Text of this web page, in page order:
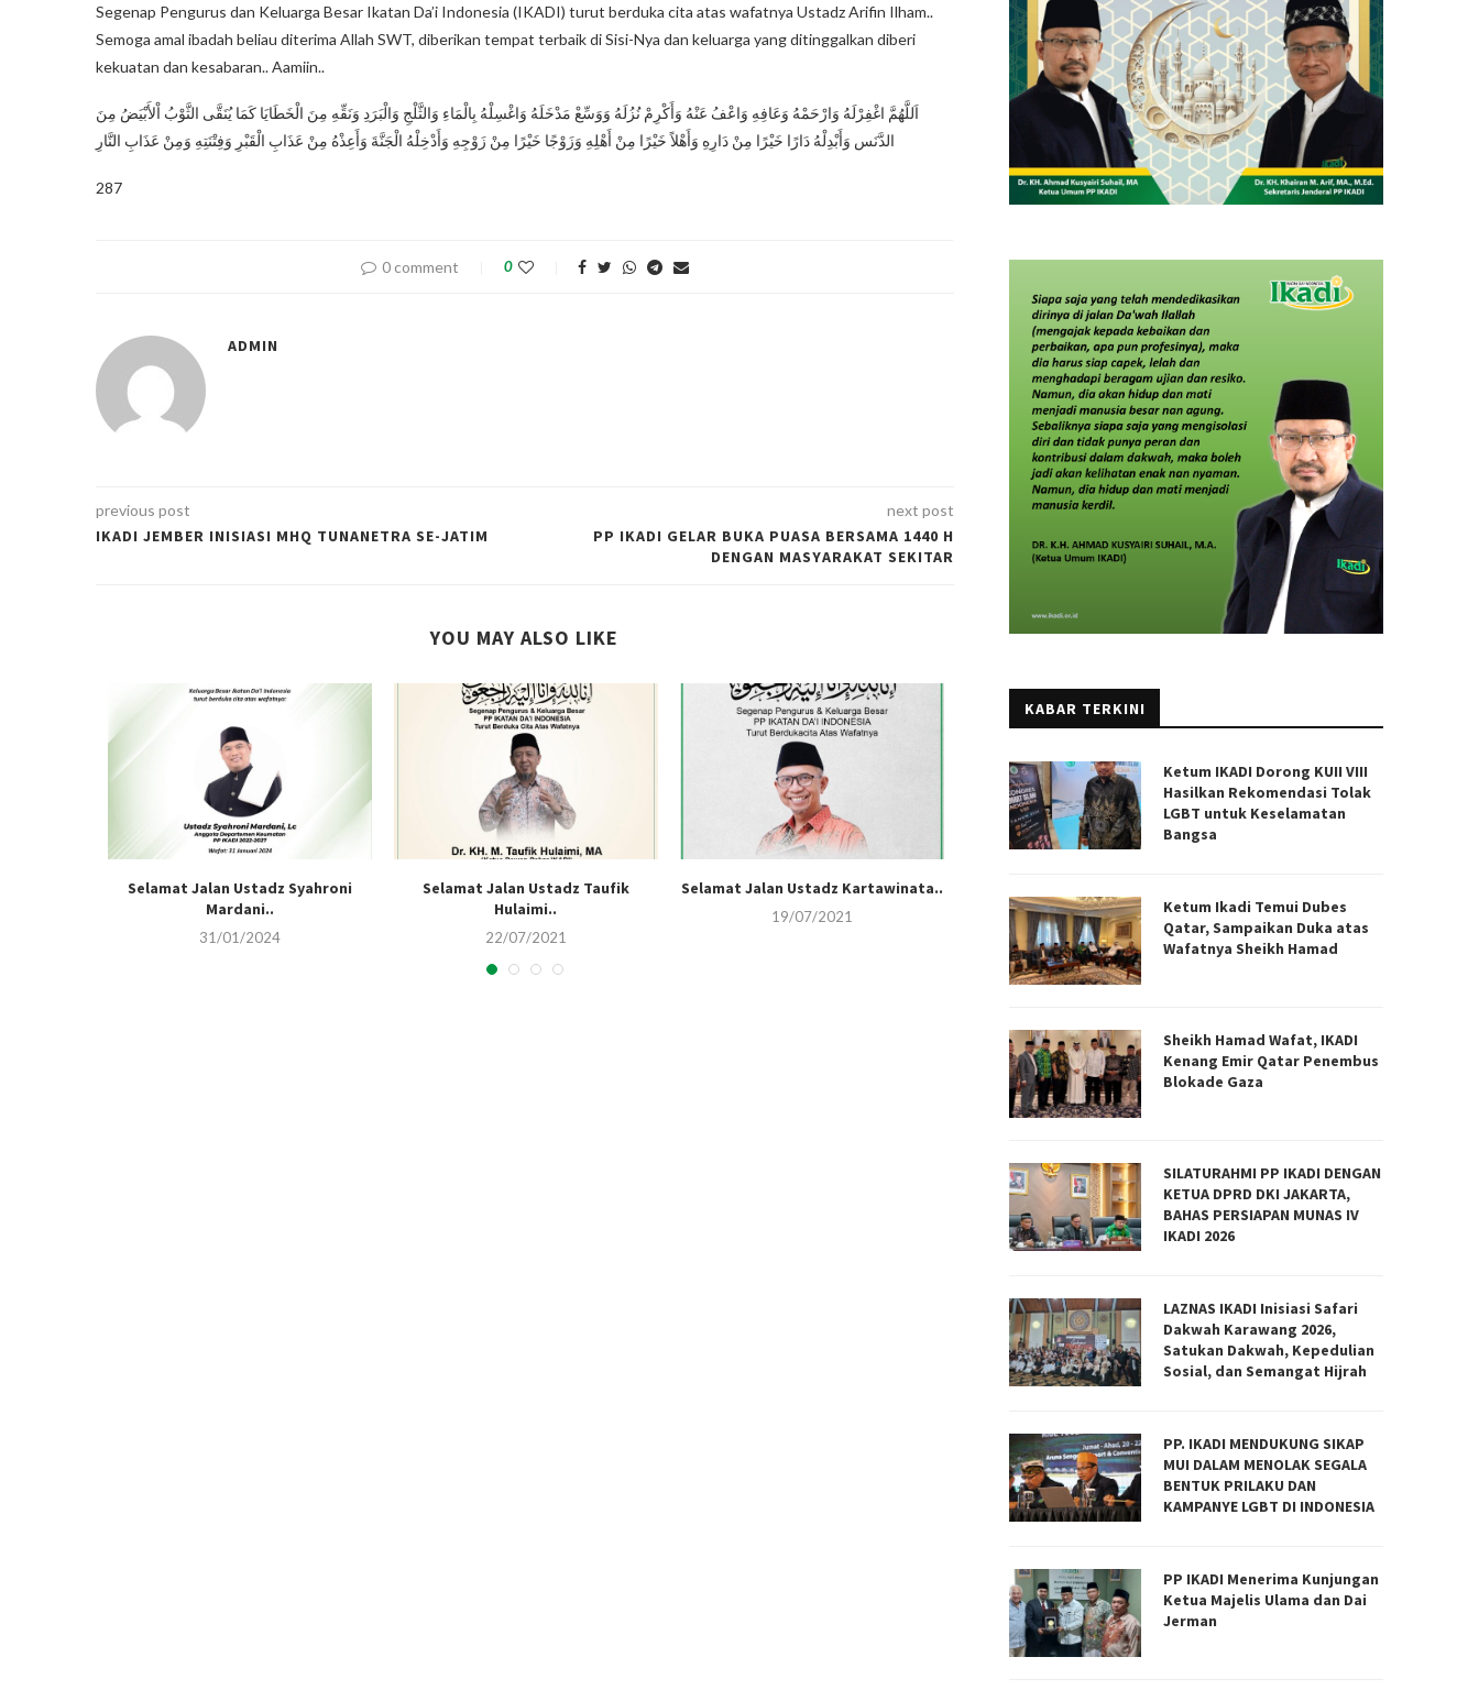
Segenap Pengurus dan Keluarga Besar Ikatan Da’i Indonesia (IKADI) turut berduka cita atas wafatnya Ustadz Arifin Ilham..
Semoga amal ibadah beliau diterima Allah SWT, diberikan tempat terbaik di Sisi-Nya dan keluarga yang ditinggalkan diberi
kekuatan dan kesabaran.. Aamiin..
اَللَّهُمَّ اغْفِرْلَهُ وَارْحَمْهُ وَعَافِهِ وَاعْفُ عَنْهُ وَأَكْرِمْ نُزُلَهُ وَوَسِّعْ مَدْخَلَهُ وَاغْسِلْهُ بِالْمَاءِ وَالثَّلْجِ وَالْبَرَدِ وَنَقِّهِ مِنَ الْخَطَايَا كَمَا يُنَقَّى الثَّوْبُ اْلأَبْيَضُ مِنَ
الدَّنَس وَأَبْدِلْهُ دَارًا خَيْرًا مِنْ دَارِهِ وَأَهْلاً خَيْرًا مِنْ أَهْلِهِ وَزَوْجًا خَيْرًا مِنْ زَوْجِهِ وَأَدْخِلْهُ الْجَنَّةَ وَأَعِذْهُ مِنْ عَذَابِ الْقَبْرِ وَفِتْنَتِهِ وَمِنْ عَذَابِ النَّارِ
287
0 comment 0
ADMIN
previous post
IKADI JEMBER INISIASI MHQ TUNANETRA SE-JATIM
next post
PP IKADI GELAR BUKA PUASA BERSAMA 1440 H
DENGAN MASYARAKAT SEKITAR
YOU MAY ALSO LIKE
Selamat Jalan Ustadz Syahroni
Mardani..
31/01/2024
Selamat Jalan Ustadz Taufik
Hulaimi..
22/07/2021
Selamat Jalan Ustadz Kartawinata..
19/07/2021
Cita Atas Wafatnya...
10/07/2021
Cita Atas Wafatnya...
11/05/2021
KABAR TERKINI
Ketum IKADI Dorong KUII VIII
Hasilkan Rekomendasi Tolak
LGBT untuk Keselamatan
Bangsa
Ketum Ikadi Temui Dubes
Qatar, Sampaikan Duka atas
Wafatnya Sheikh Hamad
Sheikh Hamad Wafat, IKADI
Kenang Emir Qatar Penembus
Blokade Gaza
SILATURAHMI PP IKADI DENGAN
KETUA DPRD DKI JAKARTA,
BAHAS PERSIAPAN MUNAS IV
IKADI 2026
LAZNAS IKADI Inisiasi Safari
Dakwah Karawang 2026,
Satukan Dakwah, Kepedulian
Sosial, dan Semangat Hijrah
PP. IKADI MENDUKUNG SIKAP
MUI DALAM MENOLAK SEGALA
BENTUK PRILAKU DAN
KAMPANYE LGBT DI INDONESIA
PP IKADI Menerima Kunjungan
Ketua Majelis Ulama dan Dai
Jerman